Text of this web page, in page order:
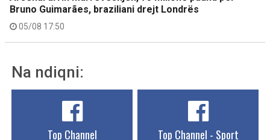
Bruno Guimarães, braziliani drejt Londrës
05/08 17:50
Na ndiqni:
Top Channel Top Channel - Sport